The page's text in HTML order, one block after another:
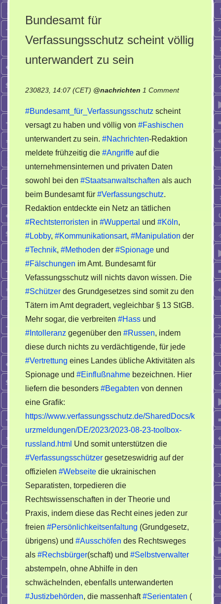
Bundesamt für
Verfassungsschutz scheint völlig
unterwandert zu sein
230823, 14:07 (CET) @nachrichten 1 Commenton
für
scheint
unterwandert
#Bundesamt_für_Verfassungsschutz scheint
versagt zu haben und völlig von #Fashischen
unterwandert zu sein. #Nachrichten-Redaktion
meldete frühzeitig die #Angriffe auf die
unternehmensinternen und privaten Daten
sowohl bei den #Staatsanwaltschaften als auch
beim Bundesamt für #Verfassungschutz.
Redaktion entdeckte ein Netz an tätlichen
#Rechtsterroristen in #Wuppertal und #Köln,
#Lobby, #Kommunikationsart, #Manipulation der
#Technik, #Methoden der #Spionage und
#Fälschungen im Amt. Bundesamt für
Vefassungsschutz will nichts davon wissen. Die
#Schützer des Grundgesetzes sind somit zu den
Tätern im Amt degradert, vegleichbar § 13 StGB.
Mehr sogar, die verbreiten #Hass und
#Intolleranz gegenüber den #Russen, indem
diese durch nichts zu verdächtigende, für jede
#Vertrettung eines Landes übliche Aktivitäten als
Spionage und #Einflußnahme bezeichnen. Hier
liefern die besonders #Begabten von dennen
eine Grafik:
https://www.verfassungsschutz.de/SharedDocs/k
urzmeldungen/DE/2023/2023-08-23-toolbox-
russland.html Und somit unterstützen die
#Verfassungsschützer gesetzeswidrig auf der
offizielen #Webseite die ukrainischen
Separatisten, torpedieren die
Rechtswissenschaften in der Theorie und
Praxis, indem diese das Recht eines jeden zur
freien #Persönlichkeitsenfaltung (Grundgesetz,
übrigens) und #Ausschöfen des Rechtsweges
als #Rechsbürger(schaft) und #Selbstverwalter
abstempeln, ohne Abhilfe in den
schwächelnden, ebenfalls unterwanderten
#Justizbehörden, die massenhaft#Serientaten (